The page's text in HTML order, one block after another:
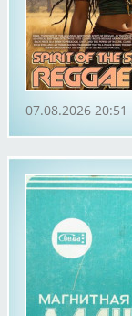
07.08.2026 20:51